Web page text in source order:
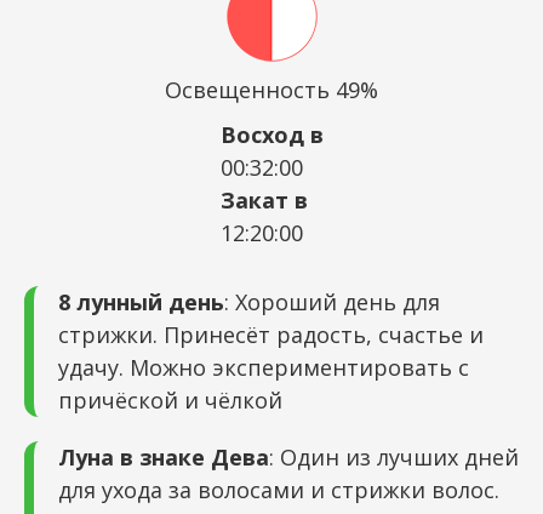
Освещенность 49%
Восход в
00:32:00
Закат в
12:20:00
8 лунный день: Хороший день для
стрижки. Принесёт радость, счастье и
удачу. Можно экспериментировать с
причёской и чёлкой
Луна в знаке Дева: Один из лучших дней
для ухода за волосами и стрижки волос.